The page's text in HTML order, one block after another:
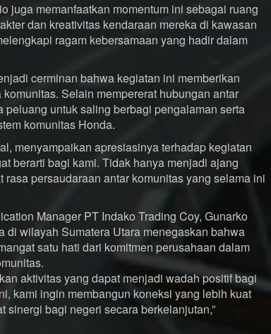
juga memanfaatkan momentum ini sebagai ruang
dan kreativitas kendaraan mereka di kawasan
ragam kebersamaan yang hadir dalam
cerminan bahwa kegiatan ini memberikan
Selain mempererat hubungan antar
peluang untuk saling berbagi pengalaman serta
komunitas Honda.
menyampaikan apresiasinya terhadap kegiatan
berarti bagi kami. Tidak hanya menjadi ajang
persaudaraan antar komunitas yang selama ini
Manager PT Indako Trading Coy, Gunarko
di wilayah Sumatera Utara menegaskan bahwa
satu hati dari komitmen perusahaan dalam
aktivitas yang dapat menjadi wadah positif bagi
kami ingin membangun koneksi yang lebih kuat
sinergi bagi negeri secara berkelanjutan,”